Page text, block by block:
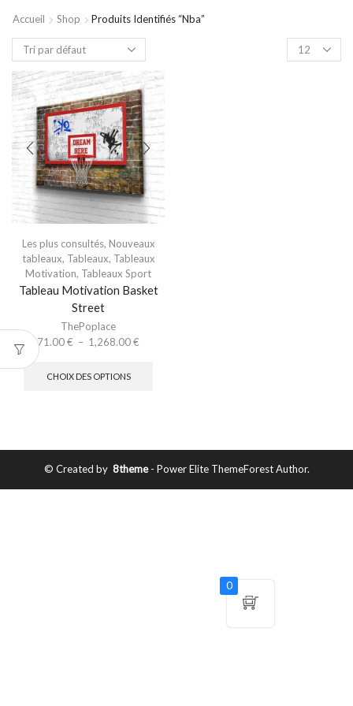
Accueil Shop Produits Identifiés “nba”
Les plus consultés, Nouveaux
tableaux, Tableaux, Tableaux
Motivation, Tableaux Sport
Tableau Motivation Basket
Street
ThePoplace
71.00€ – 1,268.00€
CHOIX DES OPTIONS
© Created by 8theme- Power Elite ThemeForest Author.
0